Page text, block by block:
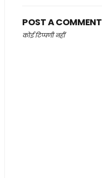
POST A COMMENT
कोई टिप्पणी नहीं